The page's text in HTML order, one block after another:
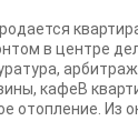
в центре
кафеВ
отопление. Из